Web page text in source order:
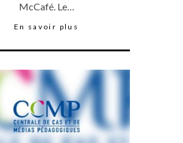
McCafé. Le…
En savoir plus